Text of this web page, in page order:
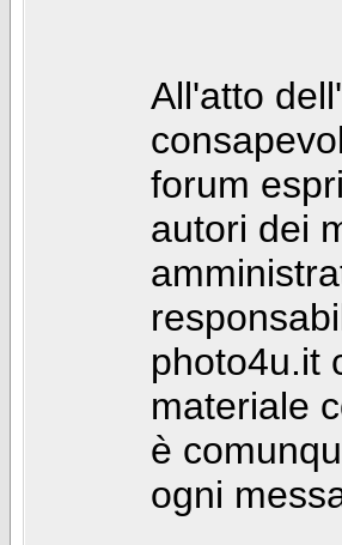
All'atto
forum
autori dei
photo4u.it
materiale
è
ogni